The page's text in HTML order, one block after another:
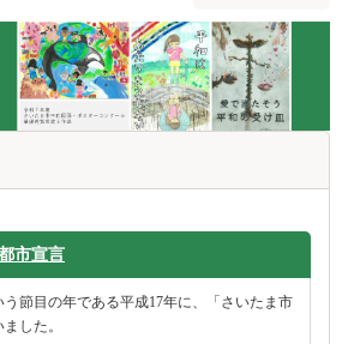
市宣言
節目の年である平成17年に、「さいたま市
した。